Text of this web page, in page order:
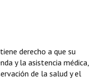
derecho a que su
y la asistencia médica,
de la salud y el